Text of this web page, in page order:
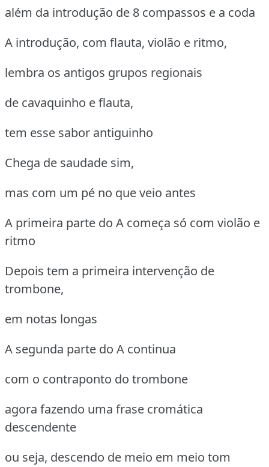
além da introdução de 8 compassos e a coda
A introdução, com flauta, violão e ritmo,
lembra os antigos grupos regionais
de cavaquinho e flauta,
tem esse sabor antiguinho
Chega de saudade sim,
mas com um pé no que veio antes
A primeira parte do A começa só com violão e
ritmo
Depois tem a primeira intervenção de
trombone,
em notas longas
A segunda parte do A continua
com o contraponto do trombone
agora fazendo uma frase cromática
descendente
ou seja, descendo de meio em meio tom